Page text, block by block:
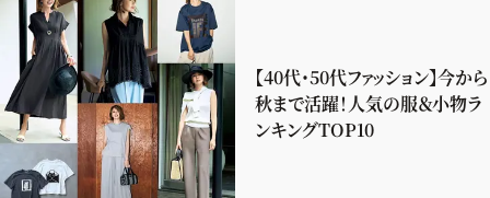
【40代・50代ファッション】今から
秋まで活躍！人気の服＆小物ラ
ンキングTOP10